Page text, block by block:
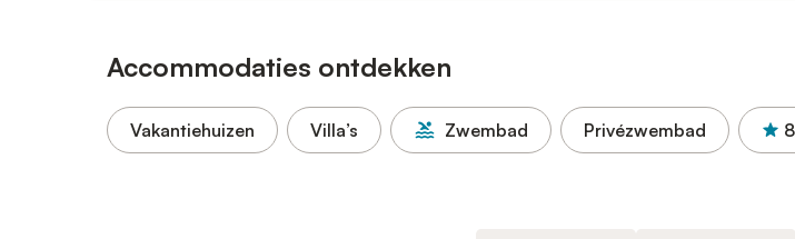
Accommodaties ontdekken
Vakantiehuizen Villa’s Zwembad Privézwembad